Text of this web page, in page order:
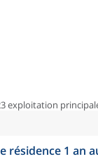
exploitation
résidence 1 an